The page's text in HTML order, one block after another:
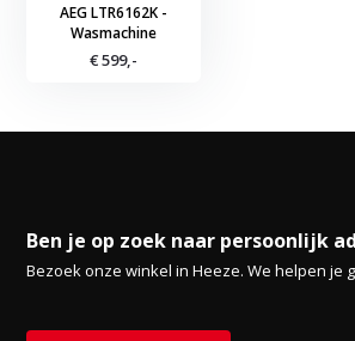
AEG LTR6162K -
Wasmachine
€ 599,-
Ben je op zoek naar persoonlijk
Bezoek onze winkel in Heeze. We helpen je